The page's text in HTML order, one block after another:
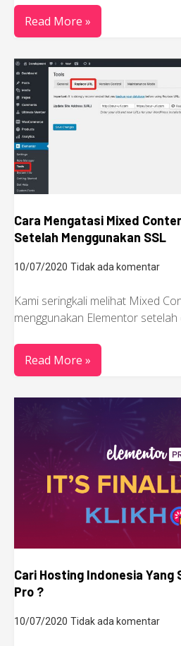
Read More »
Cara Mengatasi Mixed
Setelah Menggunakan SSL
10/07/2020 Tidak ada komentar
Kami seringkali melihat Mixed
menggunakan Elementor
Read More »
Cari Hosting Indonesia
Pro ?
10/07/2020 Tidak ada komentar